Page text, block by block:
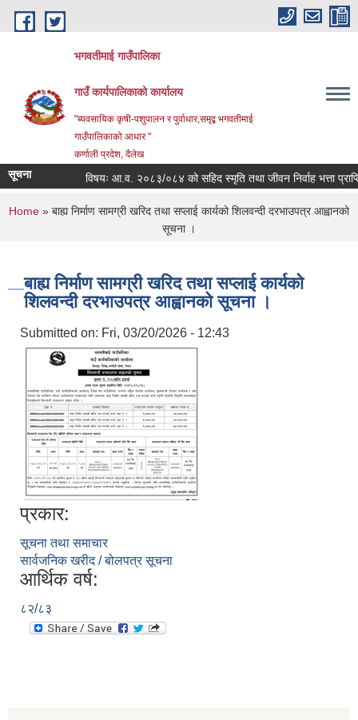
Skip to main content
भगवतीमाई गाउँपालिका
गाउँ कार्यपालिकाको कार्यालय
"ब्यवसायिक कृषी-पशुपालन र पुर्वाधार,समृद्ब भगवतीमाई
गाउँपालिकाको आधार "
कर्णाली प्रदेश, दैलेख
सूचना विषयः आ.व. २०८३/०८४ को सहिद स्मृति तथा जीवन निर्वाह भत्ता
You are here
Home » बाह्य निर्माण सामग्री खरिद तथा सप्लाई कार्यको शिलवन्दी दरभाउपत्र आह्वानको
सूचना ।
बाह्य निर्माण सामग्री खरिद तथा सप्लाई कार्यको
शिलवन्दी दरभाउपत्र आह्वानको सूचना ।
Submitted on: Fri, 03/20/2026 - 12:43
प्रकार:
सूचना तथा समाचार
सार्वजनिक खरीद / बोलपत्र सूचना
आर्थिक वर्ष:
८२/८३